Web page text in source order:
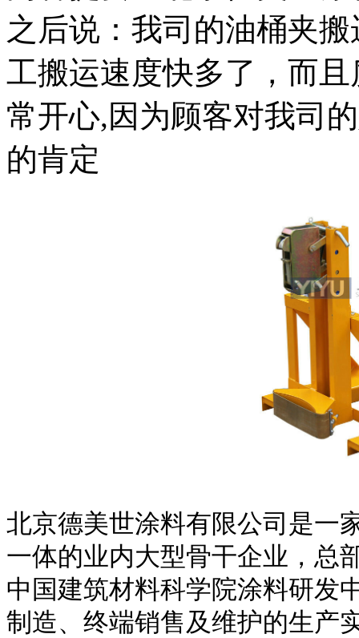
之后说：我司的油桶夹
工搬运速度快多了，而
常开心,因为顾客对我司
的肯定
北京德美世涂料有限公司是一
一体的业内大型骨干企业，
中国建筑材料科学院涂料研发
制造、终端销售及维护的生产